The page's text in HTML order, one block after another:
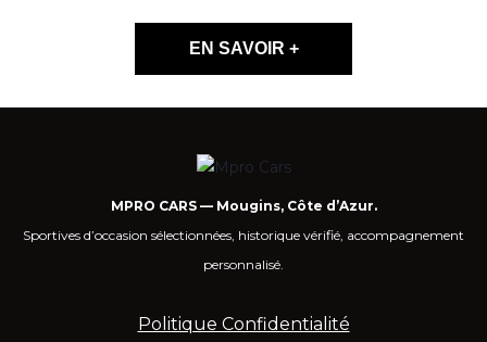
EN SAVOIR +
MPRO CARS — Mougins, Côte d’Azur.
Sportives d’occasion sélectionnées, historique vérifié, accompagnement
personnalisé.
Politique Confidentialité